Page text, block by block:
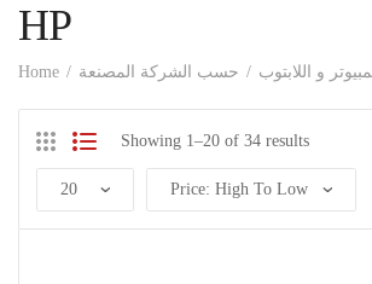
HP
Home و اللابتوب حسب الشركة المصنعة
Showing 1–20 of 34 results